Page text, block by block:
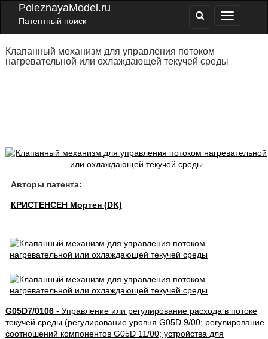
PoleznayaModel.ru
Патентный поиск
Клапанный механизм для управления потоком
нагревательной или охлаждающей текучей среды
Авторы патента:
КРИСТЕНСЕН Мортен (DK)
G05D7/0106- Управление или регулирование расхода в потоке
текучей среды (регулирование уровня G05D 9/00; регулирование
соотношений компонентов G05D 11/00; устройства для